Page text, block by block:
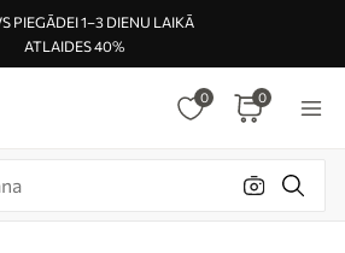
PIEGĀDEI 1–3 DIENU LAIKĀ
ATLAIDES 40%
0 0